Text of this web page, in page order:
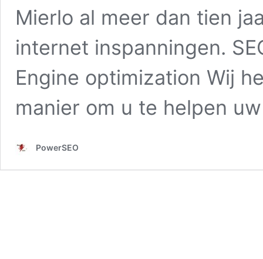
Mierlo al meer dan tien
internet inspanningen.
Engine optimization Wij
manier om u te helpen
PowerSEO